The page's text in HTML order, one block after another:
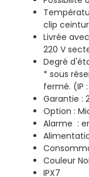
clip
Livrée
220 V
Degré
* sous
fermé. (IP
Garantie :
Option :
Alarme :
Couleur
IPX7